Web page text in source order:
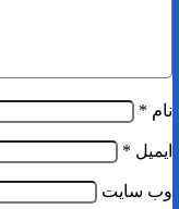
نام *
ایمیل *
وب‌ سایت